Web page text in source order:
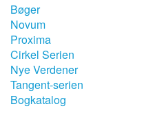
Bøger
Novum
Proxima
Cirkel Serien
Nye Verdener
Tangent-serien
Bogkatalog